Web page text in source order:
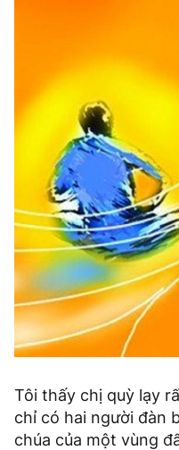
Tôi thấy chị quỳ lạy
chỉ có hai người đàn
chúa của một vùng